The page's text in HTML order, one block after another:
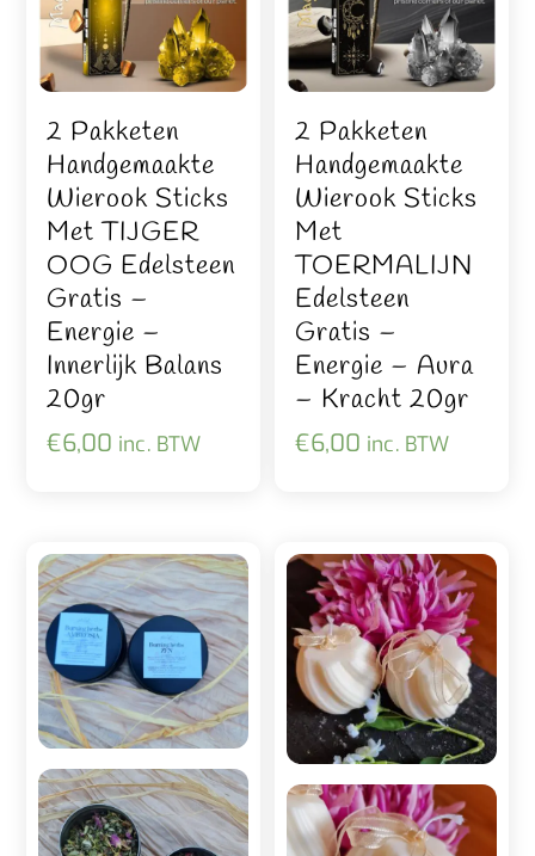
2 Pakketen
Handgemaakte
Wierook Sticks
Met TIJGER
OOG Edelsteen
Gratis –
Energie –
Innerlijk Balans
20gr
€6,00 inc. BTW
2 Pakketen
Handgemaakte
Wierook Sticks
Met
TOERMALIJN
Edelsteen
Gratis –
Energie – Aura
– Kracht 20gr
€6,00 inc. BTW